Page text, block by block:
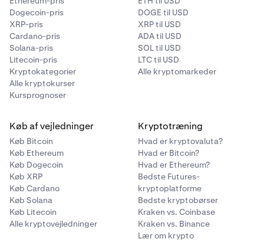
Dogecoin-pris
XRP-pris
Cardano-pris
Solana-pris
Litecoin-pris
Kryptokategorier
Alle kryptokurser
Kursprognoser
DOGE til USD
XRP til USD
ADA til USD
SOL til USD
LTC til USD
Alle kryptomarkeder
Køb af vejledninger
Køb Bitcoin
Køb Ethereum
Køb Dogecoin
Køb XRP
Køb Cardano
Køb Solana
Køb Litecoin
Alle kryptovejledninger
Kryptotræning
Hvad er kryptovaluta?
Hvad er Bitcoin?
Hvad er Ethereum?
Bedste Futures-
kryptoplatforme
Bedste kryptobørser
Kraken vs. Coinbase
Kraken vs. Binance
Lær om krypto